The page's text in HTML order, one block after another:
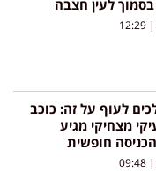
לעוף על זה: כוכב
מצחיקי מגיע
חופשית